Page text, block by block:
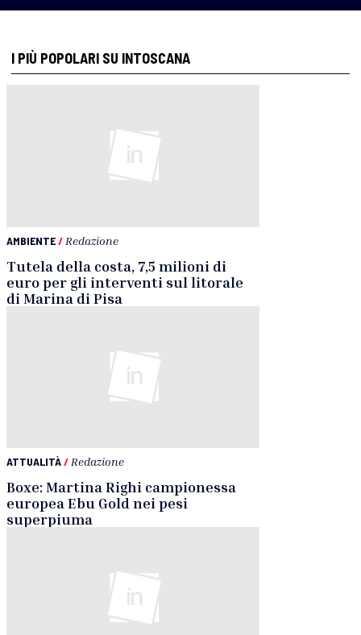
I PIÙ POPOLARI SU INTOSCANA
AMBIENTE/ Redazione
Tutela della costa, 7,5 milioni di
euro per gli interventi sul litorale
di Marina di Pisa
ATTUALITÀ/ Redazione
Boxe: Martina Righi campionessa
europea Ebu Gold nei pesi
superpiuma